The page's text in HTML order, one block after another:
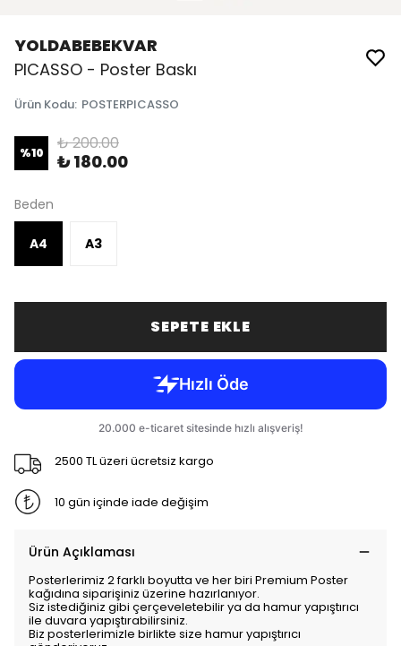
YOLDABEBEKVAR
PICASSO - Poster Baskı
Ürün Kodu: POSTERPICASSO
%10 ₺ 200.00
₺ 180.00
Beden
A4 A3
SEPETE EKLE
2500 TL üzeri ücretsiz kargo
10 gün içinde iade değişim
Ürün Açıklaması
Posterlerimiz 2 farklı boyutta ve her biri Premium Poster
kağıdına siparişiniz üzerine hazırlanıyor.
Siz istediğiniz gibi çerçeveletebilir ya da hamur yapıştırıcı
ile duvara yapıştırabilirsiniz.
Biz posterlerimizle birlikte size hamur yapıştırıcı